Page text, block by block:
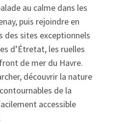
au calme dans les
puis rejoindre en
des sites exceptionnels
d’Étretat, les ruelles
de mer du Havre.
découvrir la nature
de la
accessible